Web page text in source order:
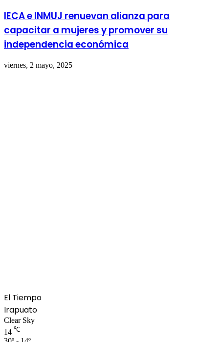
IECA e INMUJ renuevan alianza para
capacitar a mujeres y promover su
independencia económica
viernes, 2 mayo, 2025
El Tiempo
Irapuato
Clear Sky
14 ℃